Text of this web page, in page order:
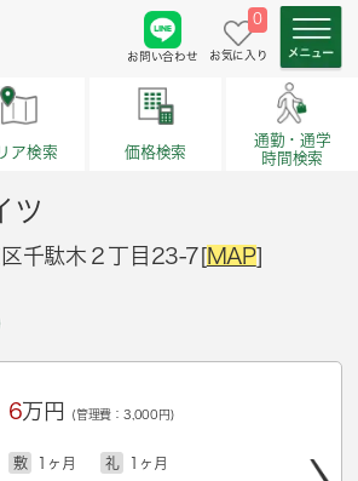
お問い合わせ
0
お気に入り
ア検索 価格検索
通勤・通学
時間検索
ツ
千駄木２丁目23-7[MAP]
6万円 (管理費：3,000円)
敷 1ヶ月 礼
1ヶ月